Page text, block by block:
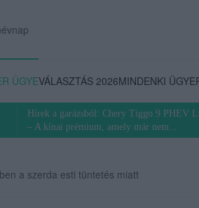
ÜGYEVÁLASZTÁS 2026MINDENKI ÜGYE
Hírek a garázsból: Chery Tiggo 9 PHEV
– A kínai prémium, amely már nem...
a szerda esti tüntetés miatt